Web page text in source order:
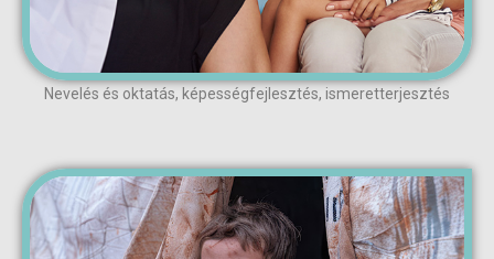
Nevelés és oktatás, képességfejlesztés, ismeretterjesztés